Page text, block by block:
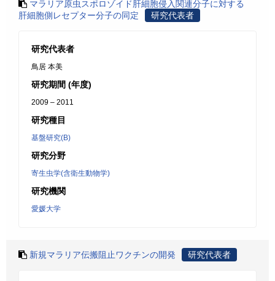
マラリア原虫スポロゾイド肝細胞侵入関連分子に対する
肝細胞側レセプター分子の同定
研究代表者
研究代表者
鳥居 本美
研究期間 (年度)
2009 – 2011
研究種目
基盤研究(B)
研究分野
寄生虫学(含衛生動物学)
研究機関
愛媛大学
新規マラリア伝搬阻止ワクチンの開発 研究代表者